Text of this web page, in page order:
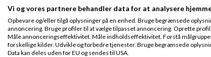
Indlæg ialt: 428
Pt. har jeg
/Kenneth
K
Vi og vores partnere behandler data for at analysere
Opbevare og/eller tilgå oplysninger på en enhed. Bruge begrænsede
annoncering. Bruge profiler til at vælge tilpasset annoncering. Oprette
Måle annonceringseffektivitet. Måle indholdseffektivitet. Forstå
forskellige kilder. Udvikle og forbedre tjenester. Bruge begrænsede
Data kan deles uden for EU og sendes til USA.